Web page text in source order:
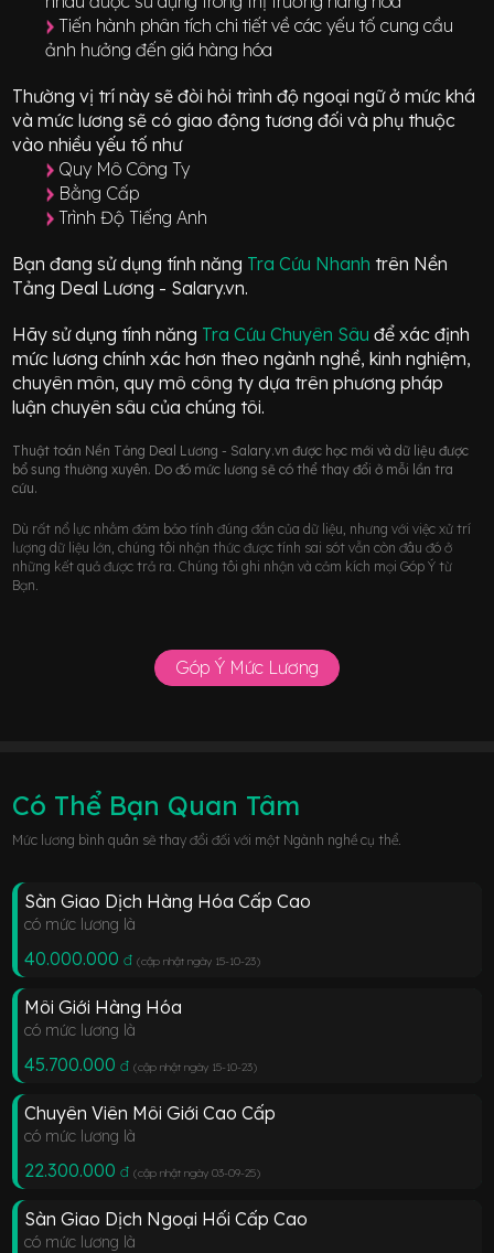
Tiến hành phân tích chi tiết về các yếu tố cung cầu
ảnh hưởng đến giá hàng hóa
Thường vị trí này sẽ đòi hỏi trình độ ngoại ngữ ở mứckhá
và mức lương sẽ có giao động tương đối và phụ thuộc
vào nhiều yếu tố như
Quy Mô Công Ty
Bằng Cấp
Trình Độ Tiếng Anh
Bạn đang sử dụng tính năng Tra Cứu Nhanh trên Nền
Tảng Deal Lương - Salary.vn.
Hãy sử dụng tính năng Tra Cứu Chuyên Sâuđể xác định
mức lương chính xác hơn theo ngành nghề, kinh nghiệm,
chuyên môn, quy mô công ty dựa trên phương pháp
luận chuyên sâu của chúng tôi.
Thuật toán Nền Tảng Deal Lương - Salary.vn được học mới và dữ liệu được
bổ sung thường xuyên. Do đó mức lương sẽ có thể thay đổi ở mỗi lần tra
cứu.
Dù rất nổ lực nhằm đảm bảo tính đúng đắn của dữ liệu, nhưng với việc xử trí
lượng dữ liệu lớn, chúng tôi nhận thức được tính sai sót vẫn còn đâu đó ở
những kết quả được trả ra. Chúng tôi ghi nhận và cảm kích mọi Góp Ý từ
Bạn.
Góp Ý Mức Lương
Có Thể Bạn Quan Tâm
Mức lương bình quân sẽ thay đổi đối với một Ngành nghề cụ thể.
Sàn Giao Dịch Hàng Hóa Cấp Cao
có mức lương là
40.000.000 đ (cập nhật ngày 15-10-23)
Môi Giới Hàng Hóa
có mức lương là
45.700.000 đ (cập nhật ngày 15-10-23)
Chuyên Viên Môi Giới Cao Cấp
có mức lương là
22.300.000 đ (cập nhật ngày 03-09-25)
Sàn Giao Dịch Ngoại Hối Cấp Cao
có mức lương là